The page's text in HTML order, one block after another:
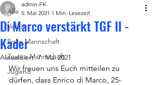
Alle
Verein
Erste Mannschaft
Zweite Mannschaft
Jugend
Di Marco verstärkt TGF II -
Kader
admin-FK
5. Mai 2021 1 Min. Lesezeit
Aktualisiert:7. Mai 2021
Wir freuen uns Euch mitteilen zu
dürfen, dass Enrico di Marco, 25-